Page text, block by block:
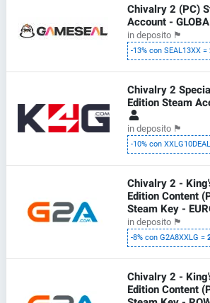
Chivalry 2 (PC)
Account -
in deposito 🏴
-13% con SEAL13XX =
Chivalry 2
Edition Steam
in deposito 🏴
-10% con
Chivalry 2 -
Edition Content
Steam Key -
in deposito 🏴
-8% con G2A8XXLG =
Chivalry 2 -
Edition Content